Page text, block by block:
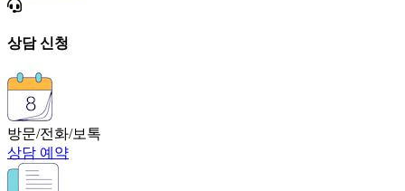
상담 신청
방문/전화/보톡
상담 예약